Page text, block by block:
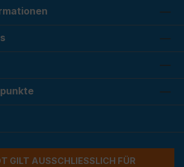
GILT AUSSCHLIESSLICH FÜR G